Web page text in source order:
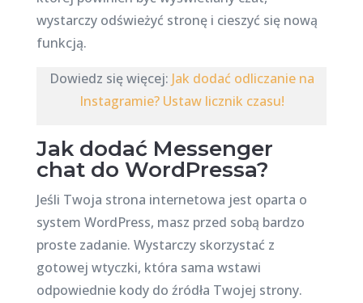
wystarczy odświeżyć stronę i cieszyć się nową
funkcją.
Dowiedz się więcej: Jak dodać odliczanie na
Instagramie? Ustaw licznik czasu!
Jak dodać Messenger
chat do WordPressa?
Jeśli Twoja strona internetowa jest oparta o
system WordPress, masz przed sobą bardzo
proste zadanie. Wystarczy skorzystać z
gotowej wtyczki, która sama wstawi
odpowiednie kody do źródła Twojej strony.